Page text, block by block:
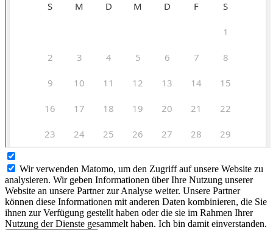
Wir verwenden Matomo, um den Zugriff auf unsere Website zu
analysieren. Wir geben Informationen über Ihre Nutzung unserer
Website an unsere Partner zur Analyse weiter. Unsere Partner
können diese Informationen mit anderen Daten kombinieren, die Sie
ihnen zur Verfügung gestellt haben oder die sie im Rahmen Ihrer
Nutzung der Dienste gesammelt haben. Ich bin damit einverstanden.